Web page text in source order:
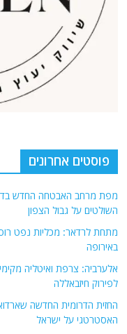
פוסטים אחרונים
מפת מרחב האבטחה החדש
השולטים על גבול הצפון
מתחת לרדאר: מכליות נפט
באירופה
אלערביה: צרפת ואיטליה
לפירוק חיזבאללה
החזית הדרומית החדשה
האסטרטגי על ישראל